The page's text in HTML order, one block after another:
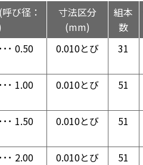
び径：
寸法区分
(mm)
組本
数
･ 0.50 0.010とび 31
･ 1.00 0.010とび 51
･ 1.50 0.010とび 51
･ 2.00 0.010とび 51